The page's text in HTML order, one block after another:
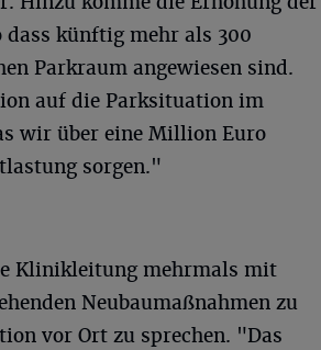
künftig mehr als 300
Parkraum angewiesen sind.
auf die Parksituation im
wir über eine Million Euro
sorgen."
Klinikleitung mehrmals mit
Neubaumaßnahmen zu
vor Ort zu sprechen. "Das